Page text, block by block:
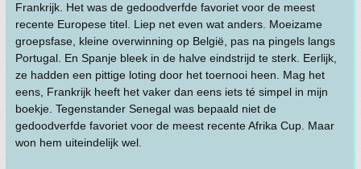
Frankrijk. Het was de gedoodverfde favoriet voor de meest
recente Europese titel. Liep net even wat anders. Moeizame
groepsfase, kleine overwinning op België, pas na pingels langs
Portugal. En Spanje bleek in de halve eindstrijd te sterk. Eerlijk,
ze hadden een pittige loting door het toernooi heen. Mag het
eens, Frankrijk heeft het vaker dan eens iets té simpel in mijn
boekje. Tegenstander Senegal was bepaald niet de
gedoodverfde favoriet voor de meest recente Afrika Cup. Maar
won hem uiteindelijk wel.